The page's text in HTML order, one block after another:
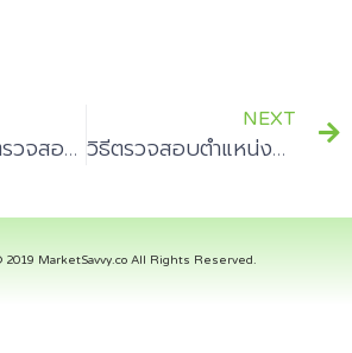
วิธีการ GPS ตรวจสอบเครื่องจักรการเกษตรได้อย่างไร
NEXT
วิธีตรวจสอบตำแหน่งด้วย GPS และ cpu วัดอุณหภูมิ
2019 MarketSavvy.co All Rights Reserved.